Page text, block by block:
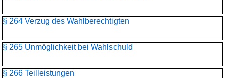
§ 264 Verzug des Wahlberechtigten
§ 265 Unmöglichkeit bei Wahlschuld
§ 266 Teilleistungen